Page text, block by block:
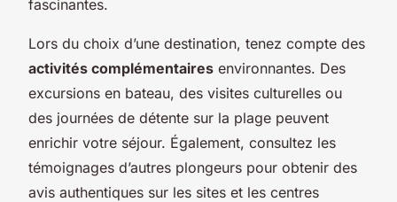
fascinantes.
Lors du choix d’une destination, tenez compte des
activités complémentaires environnantes. Des
excursions en bateau, des visites culturelles ou
des journées de détente sur la plage peuvent
enrichir votre séjour. Également, consultez les
témoignages d’autres plongeurs pour obtenir des
avis authentiques sur les sites et les centres